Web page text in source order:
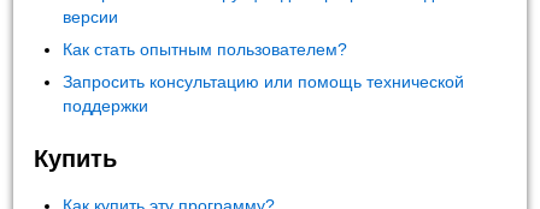
версии
Как стать опытным пользователем?
Запросить консультацию или помощь технической
поддержки
Купить
Как купить эту программу?